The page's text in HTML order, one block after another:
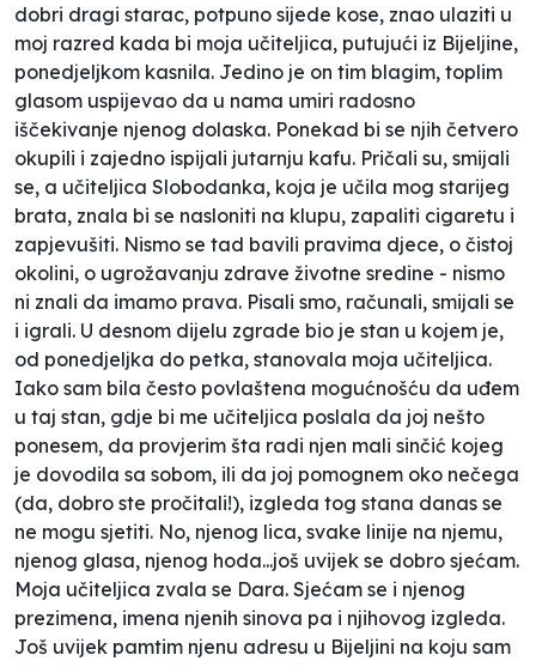
dobri dragi starac, potpuno sijede kose, znao ulaziti u
moj razred kada bi moja učiteljica, putujući iz Bijeljine,
ponedjeljkom kasnila. Jedino je on tim blagim, toplim
glasom uspijevao da u nama umiri radosno
iščekivanje njenog dolaska. Ponekad bi se njih četvero
okupili i zajedno ispijali jutarnju kafu. Pričali su, smijali
se, a učiteljica Slobodanka, koja je učila mog starijeg
brata, znala bi se nasloniti na klupu, zapaliti cigaretu i
zapjevušiti. Nismo se tad bavili pravima djece, o čistoj
okolini, o ugrožavanju zdrave životne sredine - nismo
ni znali da imamo prava. Pisali smo, računali, smijali se
i igrali. U desnom dijelu zgrade bio je stan u kojem je,
od ponedjeljka do petka, stanovala moja učiteljica.
Iako sam bila često povlaštena mogućnošću da uđem
u taj stan, gdje bi me učiteljica poslala da joj nešto
ponesem, da provjerim šta radi njen mali sinčić kojeg
je dovodila sa sobom, ili da joj pomognem oko nečega
(da, dobro ste pročitali!), izgleda tog stana danas se
ne mogu sjetiti. No, njenog lica, svake linije na njemu,
njenog glasa, njenog hoda...još uvijek se dobro sjećam.
Moja učiteljica zvala se Dara. Sjećam se i njenog
prezimena, imena njenih sinova pa i njihovog izgleda.
Još uvijek pamtim njenu adresu u Bijeljini na koju sam